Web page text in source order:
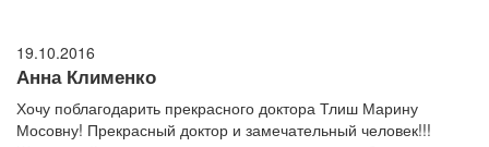
19.10.2016
Анна Клименко
Хочу поблагодарить прекрасного доктора Тлиш Марину
Мосовну! Прекрасный доктор и замечательный человек!!!